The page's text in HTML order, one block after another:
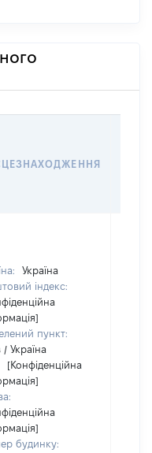
Україна
індекс:
пункт:
/ Україна
[Конфіденційна
будинку: